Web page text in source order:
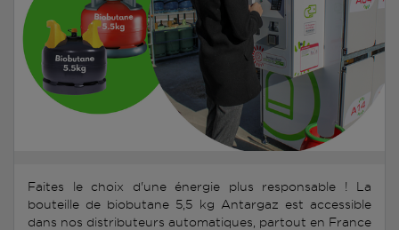
Faites le choix d'une énergie plus responsable ! La
bouteille de biobutane 5,5 kg Antargaz est accessible
dans nos distributeurs automatiques, partout en France